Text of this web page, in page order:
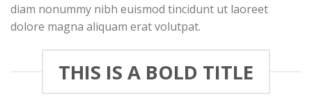
diam nonummy nibh euismod tincidunt ut laoreet
dolore magna aliquam erat volutpat.
THIS IS A BOLD TITLE